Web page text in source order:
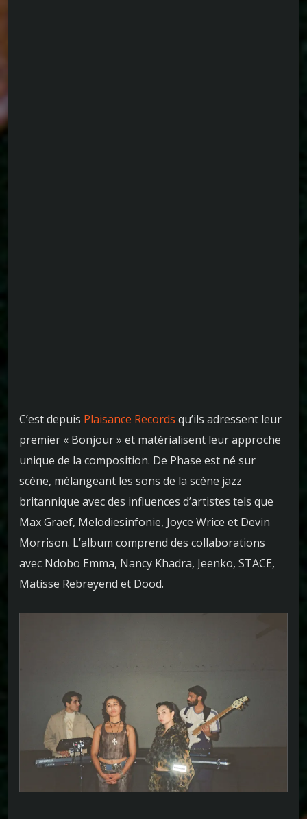
C’est depuis Plaisance Records qu’ils adressent leur
premier « Bonjour » et matérialisent leur approche
unique de la composition. De Phase est né sur
scène, mélangeant les sons de la scène jazz
britannique avec des influences d’artistes tels que
Max Graef, Melodiesinfonie, Joyce Wrice et Devin
Morrison. L’album comprend des collaborations
avec Ndobo Emma, Nancy Khadra, Jeenko, STACE,
Matisse Rebreyend et Dood.